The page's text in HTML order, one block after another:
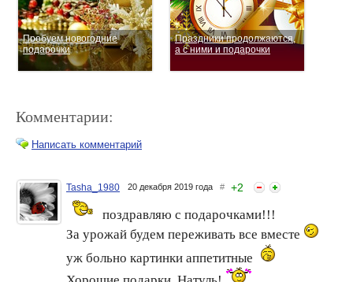
Пробуем новогодние
подарочки
Праздники продолжаются,
а с ними и подарочки
От Тайного Санты
классные подарочки!- 2020
Подарочки от Vipera
Комментарии:
Написать комментарий
Tasha_1980 20 декабря 2019 года # +2
поздравляю с подарочками!!!
За урожай будем переживать все вместе
уж больно картинки аппетитные